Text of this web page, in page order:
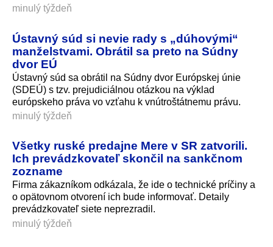
minulý týždeň
Ústavný súd si nevie rady s „dúhovými“
manželstvami. Obrátil sa preto na Súdny
dvor EÚ
Ústavný súd sa obrátil na Súdny dvor Európskej únie
(SDEÚ) s tzv. prejudiciálnou otázkou na výklad
európskeho práva vo vzťahu k vnútroštátne­mu právu.
minulý týždeň
Všetky ruské predajne Mere v SR zatvorili.
Ich prevádzkovateľ skončil na sankčnom
zozname
Firma zákazníkom odkázala, že ide o technické príčiny a
o opätovnom otvorení ich bude informovať. Detaily
prevádzkovateľ siete neprezradil.
minulý týždeň